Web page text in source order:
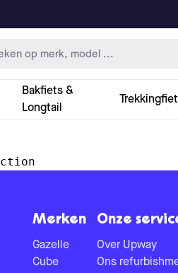
Bakfiets &
Longtail
Merken
Gazelle
Cube
Onze
Over Upway
Ons